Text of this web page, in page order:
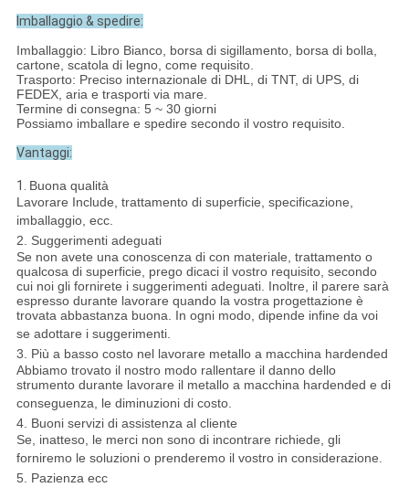
Imballaggio & spedire:
Imballaggio: Libro Bianco, borsa di sigillamento, borsa di bolla,
cartone, scatola di legno, come requisito.
Trasporto: Preciso internazionale di DHL, di TNT, di UPS, di
FEDEX, aria e trasporti via mare.
Termine di consegna: 5 ~ 30 giorni
Possiamo imballare e spedire secondo il vostro requisito.
Vantaggi:
1. Buona qualità
Lavorare Include, trattamento di superficie, specificazione,
imballaggio, ecc.
2. Suggerimenti adeguati
Se non avete una conoscenza di con materiale, trattamento o
qualcosa di superficie, prego dicaci il vostro requisito, secondo
cui noi gli fornirete i suggerimenti adeguati. Inoltre, il parere sarà
espresso durante lavorare quando la vostra progettazione è
trovata abbastanza buona. In ogni modo, dipende infine da voi
se adottare i suggerimenti.
3. Più a basso costo nel lavorare metallo a macchina hardended
Abbiamo trovato il nostro modo rallentare il danno dello
strumento durante lavorare il metallo a macchina hardended e di
conseguenza, le diminuzioni di costo.
4. Buoni servizi di assistenza al cliente
Se, inatteso, le merci non sono di incontrare richiede, gli
forniremo le soluzioni o prenderemo il vostro in considerazione.
5. Pazienza ecc